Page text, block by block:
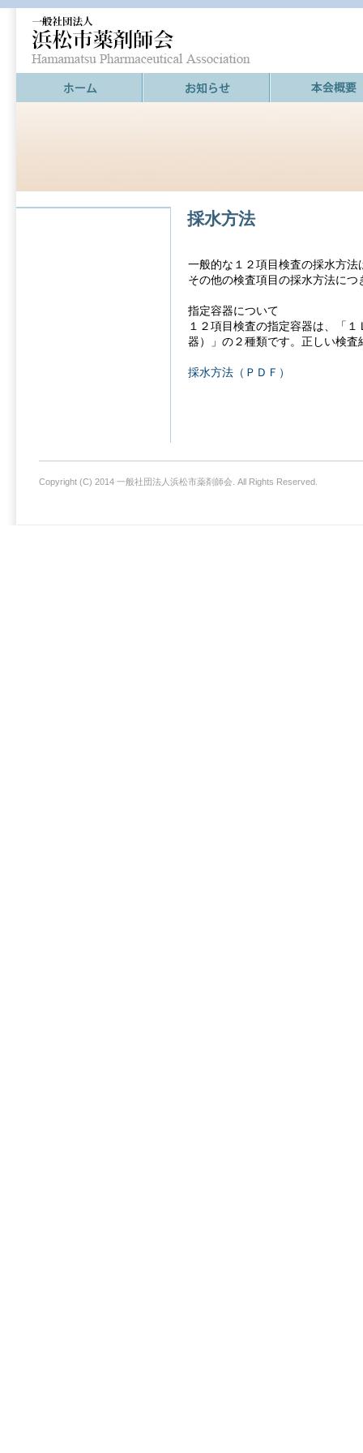
採水方法
一般的な１２項目検査の採水方
その他の検査項目の採水方法に
指定容器について
１２項目検査の指定容器は、「
器）」の２種類です。正しい検
採水方法（ＰＤＦ）
Copyright (C) 2014 一般社団法人浜松市薬剤師会. All Rights Reserved.